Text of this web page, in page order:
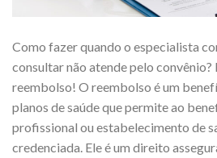
Como fazer quando o especialista
consultar não atende pelo convênio?
reembolso! O reembolso é um
planos de saúde que permite ao
profissional ou estabelecimento de
credenciada. Ele é um direito